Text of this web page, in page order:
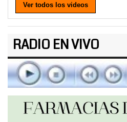
Ver todos los videos
RADIO EN VIVO